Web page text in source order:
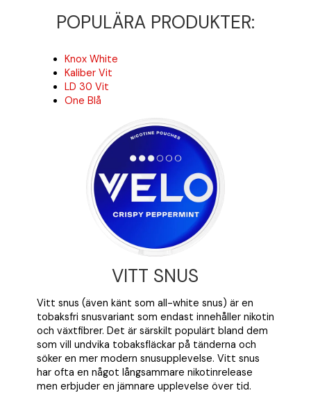
POPULÄRA PRODUKTER:
Knox White
Kaliber Vit
LD 30 Vit
One Blå
VITT SNUS
Vitt snus (även känt som all-white snus) är en
tobaksfri snusvariant som endast innehåller nikotin
och växtfibrer. Det är särskilt populärt bland dem
som vill undvika tobaksfläckar på tänderna och
söker en mer modern snusupplevelse. Vitt snus
har ofta en något långsammare nikotinrelease
men erbjuder en jämnare upplevelse över tid.